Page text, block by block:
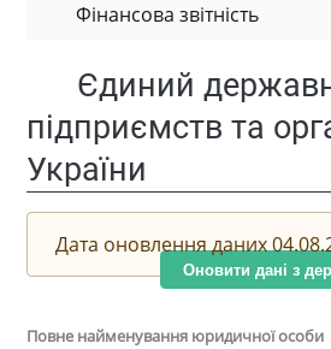
Фінансова звітність
Єдиний
підприємств та
України
Дата оновлення даних
Оновити дані з
Повне найменування юридичної особи